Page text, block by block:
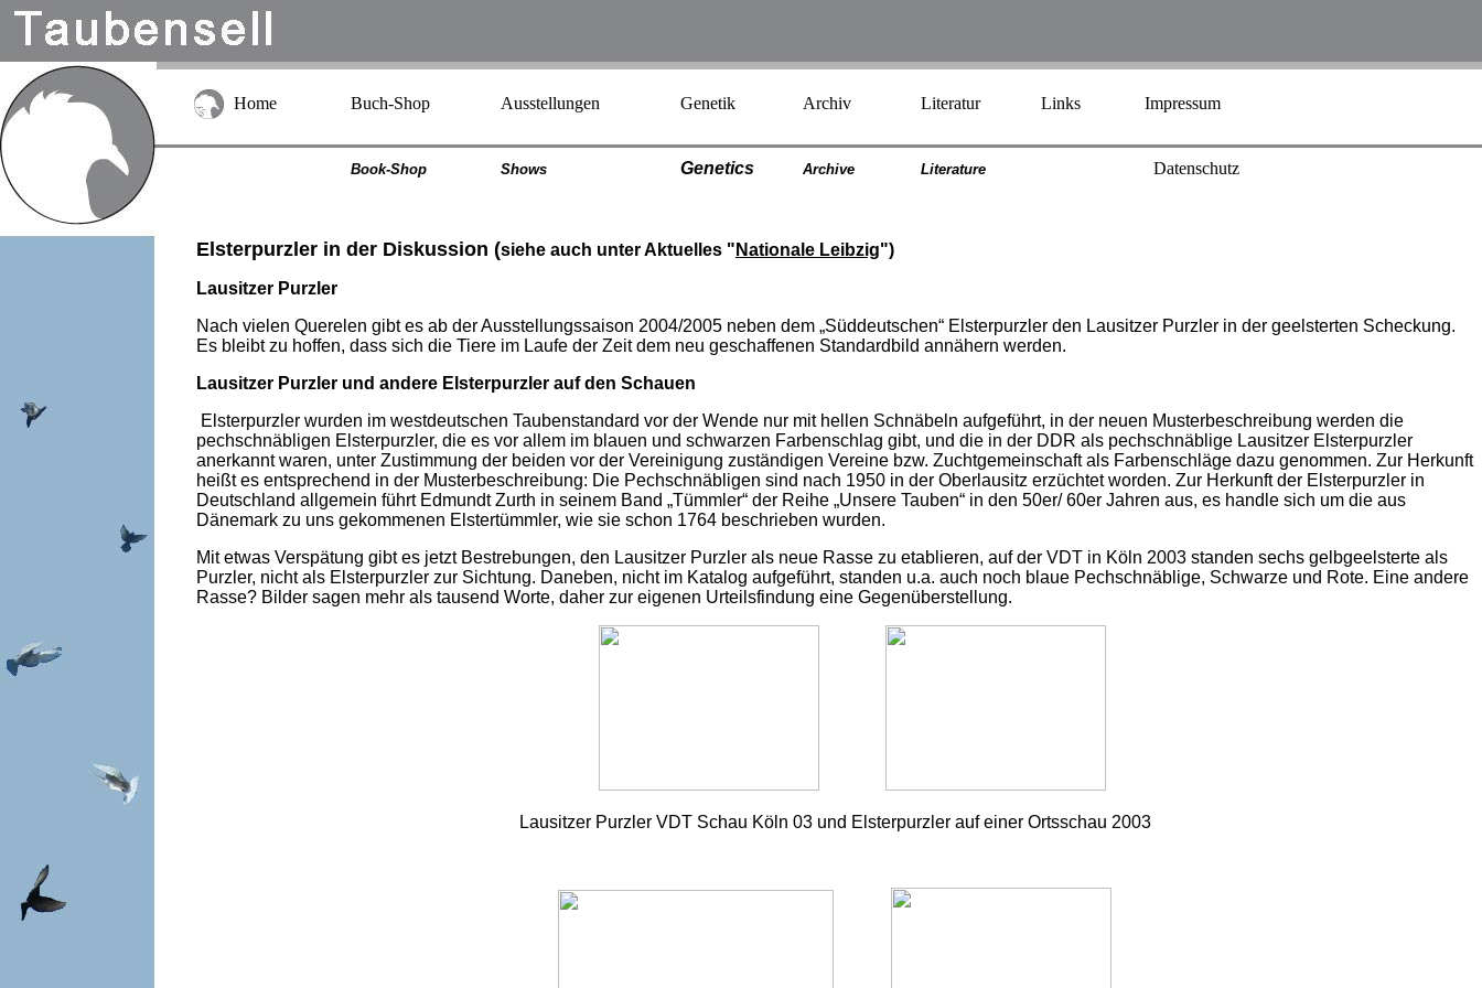
Home Buch-Shop Ausstellungen Genetik Archiv Literatur Links Impressum
Book-Shop Shows Genetics Archive Literature Datenschutz
Elsterpurzler in der Diskussion (siehe auch unter Aktuelles " Nationale Leibzig")
Lausitzer Purzler
Nach vielen Querelen gibt es ab der Ausstellungssaison 2004/2005 neben dem „Süddeutschen“ Elsterpurzler den Lausitzer Purzler in der geelsterten Scheckung.
Es bleibt zu hoffen, dass sich die Tiere im Laufe der Zeit dem neu geschaffenen Standardbild annähern werden.
Lausitzer Purzler und andere Elsterpurzler auf den Schauen
Elsterpurzler wurden im westdeutschen Taubenstandard vor der Wende nur mit hellen Schnäbeln aufgeführt, in der neuen Musterbeschreibung werden die
pechschnäbligen Elsterpurzler, die es vor allem im blauen und schwarzen Farbenschlag gibt, und die in der DDR als pechschnäblige Lausitzer Elsterpurzler
anerkannt waren, unter Zustimmung der beiden vor der Vereinigung zuständigen Vereine bzw. Zuchtgemeinschaft als Farbenschläge dazu genommen. Zur Herkunft
heißt es entsprechend in der Musterbeschreibung: Die Pechschnäbligen sind nach 1950 in der Oberlausitz erzüchtet worden. Zur Herkunft der Elsterpurzler in
Deutschland allgemein führt Edmundt Zurth in seinem Band „Tümmler“ der Reihe „Unsere Tauben“ in den 50er/ 60er Jahren aus, es handle sich um die aus
Dänemark zu uns gekommenen Elstertümmler, wie sie schon 1764 beschrieben wurden.
Mit etwas Verspätung gibt es jetzt Bestrebungen, den Lausitzer Purzler als neue Rasse zu etablieren, auf der VDT in Köln 2003 standen sechs gelbgeelsterte als
Purzler, nicht als Elsterpurzler zur Sichtung. Daneben, nicht im Katalog aufgeführt, standen u.a. auch noch blaue Pechschnäblige, Schwarze und Rote. Eine andere
Rasse? Bilder sagen mehr als tausend Worte, daher zur eigenen Urteilsfindung eine Gegenüberstellung.
Lausitzer Purzler VDT Schau Köln 03 und Elsterpurzler auf einer Ortsschau 2003